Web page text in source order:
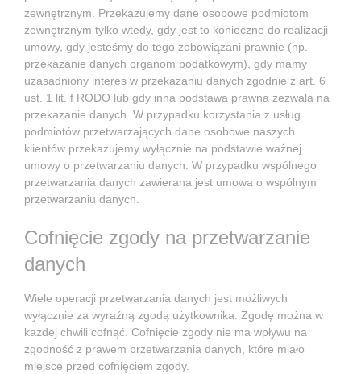
zewnętrznym. Przekazujemy dane osobowe podmiotom
zewnętrznym tylko wtedy, gdy jest to konieczne do realizacji
umowy, gdy jesteśmy do tego zobowiązani prawnie (np.
przekazanie danych organom podatkowym), gdy mamy
uzasadniony interes w przekazaniu danych zgodnie z art. 6
ust. 1 lit. f RODO lub gdy inna podstawa prawna zezwala na
przekazanie danych. W przypadku korzystania z usług
podmiotów przetwarzających dane osobowe naszych
klientów przekazujemy wyłącznie na podstawie ważnej
umowy o przetwarzaniu danych. W przypadku wspólnego
przetwarzania danych zawierana jest umowa o wspólnym
przetwarzaniu danych.
Cofnięcie zgody na przetwarzanie
danych
Wiele operacji przetwarzania danych jest możliwych
wyłącznie za wyraźną zgodą użytkownika. Zgodę można w
każdej chwili cofnąć. Cofnięcie zgody nie ma wpływu na
zgodność z prawem przetwarzania danych, które miało
miejsce przed cofnięciem zgody.